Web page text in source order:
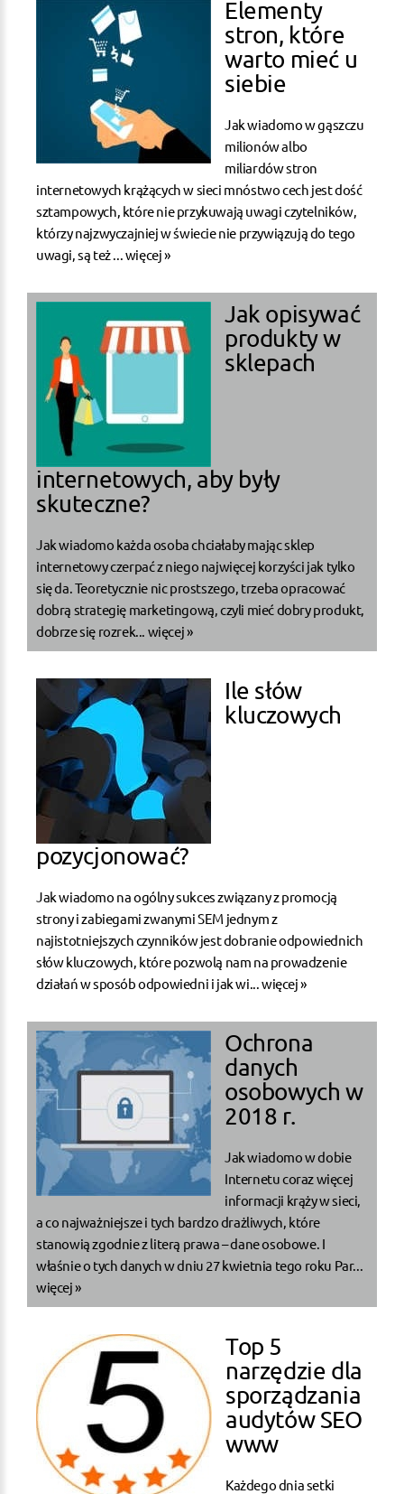
Elementy
stron, które
warto mieć u
siebie
Jak wiadomo w gąszczu
milionów albo
miliardów stron
internetowych krążących w sieci mnóstwo cech jest dość
sztampowych, które nie przykuwają uwagi czytelników,
którzy najzwyczajniej w świecie nie przywiązują do tego
uwagi, są też ... więcej »
Jak opisywać
produkty w
sklepach
internetowych, aby były
skuteczne?
Jak wiadomo każda osoba chciałaby mając sklep
internetowy czerpać z niego najwięcej korzyści jak tylko
się da. Teoretycznie nic prostszego, trzeba opracować
dobrą strategię marketingową, czyli mieć dobry produkt,
dobrze się rozrek... więcej »
Ile słów
kluczowych
pozycjonować?
Jak wiadomo na ogólny sukces związany z promocją
strony i zabiegami zwanymi SEM jednym z
najistotniejszych czynników jest dobranie odpowiednich
słów kluczowych, które pozwolą nam na prowadzenie
działań w sposób odpowiedni i jak wi...więcej »
Ochrona
danych
osobowych w
2018 r.
Jak wiadomo w dobie
Internetu coraz więcej
informacji krąży w sieci,
a co najważniejsze i tych bardzo drażliwych, które
stanowią zgodnie z literą prawa – dane osobowe. I
właśnie o tych danych w dniu 27 kwietnia tego roku Par...
więcej »
Top 5
narzędzie dla
sporządzania
audytów SEO
www
Każdego dnia setki